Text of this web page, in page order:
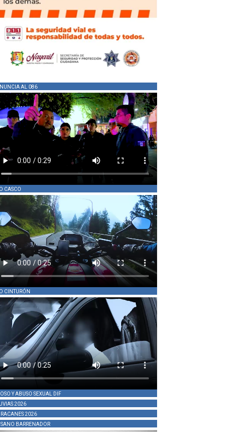
AL 086
CASCO
CINTURÓN
Y ABUSO SEXUAL DIF
2026
2026
BARRENADOR